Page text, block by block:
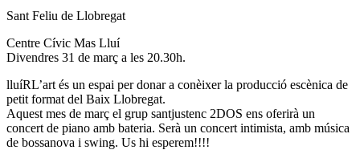
Sant Feliu de Llobregat
Centre Cívic Mas Lluí
Divendres 31 de març a les 20.30h.
lluíRL’art és un espai per donar a conèixer la producció escènica de
petit format del Baix Llobregat.
Aquest mes de març el grup santjustenc 2DOS ens oferirà un
concert de piano amb bateria. Serà un concert intimista, amb música
de bossanova i swing. Us hi esperem!!!!